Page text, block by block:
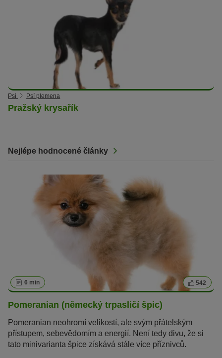
Psi Psí plemena
Pražský krysařík
Nejlépe hodnocené články
6 min 542
Pomeranian (německý trpasličí špic)
Pomeranian neohromí velikostí, ale svým přátelským
přístupem, sebevědomím a energií. Není tedy divu, že si
tato minivarianta špice získává stále více příznivců.